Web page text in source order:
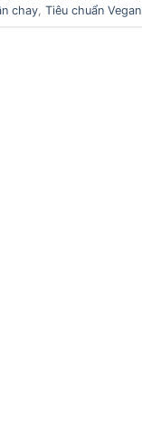
chay Tiêu chuẩn Vegan